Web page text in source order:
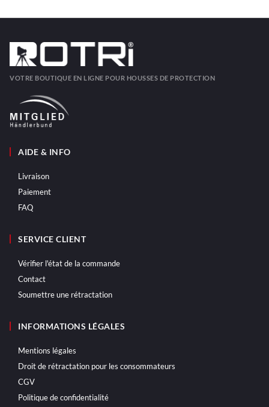
VOTRE BOUTIQUE EN LIGNE POUR HOUSSES DE PROTECTION
AIDE & INFO
Livraison
Paiement
FAQ
SERVICE CLIENT
Vérifier l'état de la commande
Contact
Soumettre une rétractation
INFORMATIONS LÉGALES
Mentions légales
Droit de rétractation pour les consommateurs
CGV
Politique de confidentialité